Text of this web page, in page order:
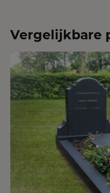
Vergelijkbare